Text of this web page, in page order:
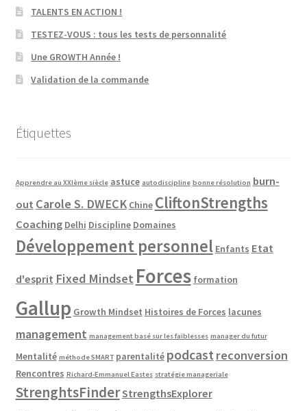
TALENTS EN ACTION !
TESTEZ-VOUS : tous les tests de personnalité
Une GROWTH Année !
Validation de la commande
Étiquettes
Apprendre au XXIème siècle astuce autodiscipline bonne résolution burn-
out Carole S. DWECK Chine CliftonStrengths
Coaching Delhi Discipline Domaines
Développement personnel Enfants Etat
d'esprit Fixed Mindset Forces formation
Gallup Growth Mindset Histoires de Forces lacunes
management management basé sur les faiblesses manager du futur
Mentalité méthode SMART parentalité podcast reconversion
Rencontres Richard-Emmanuel Eastes stratégie manageriale
StrenghtsFinderStrengthsExplorer